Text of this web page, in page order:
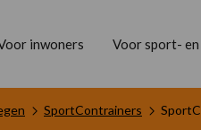
inwoners Voor sport-
SportContrainers